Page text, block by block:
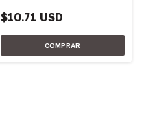
$10.71 USD